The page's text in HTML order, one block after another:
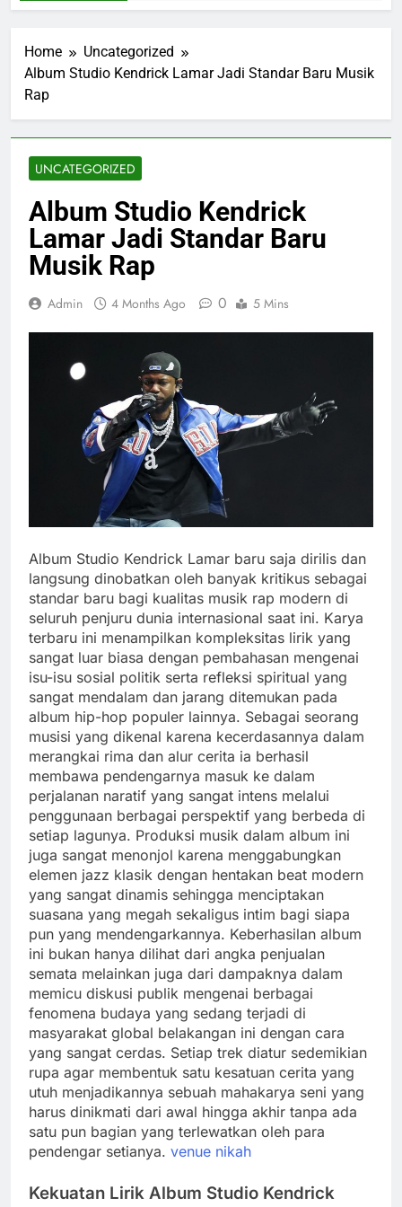
Home
Uncategorized
Album Studio Kendrick Lamar Jadi Standar Baru Musik
Rap
UNCATEGORIZED
Album Studio Kendrick
Lamar Jadi Standar Baru
Musik Rap
Admin 4 Months Ago 0 5 Mins
Album Studio Kendrick Lamar baru saja dirilis dan
langsung dinobatkan oleh banyak kritikus sebagai
standar baru bagi kualitas musik rap modern di
seluruh penjuru dunia internasional saat ini. Karya
terbaru ini menampilkan kompleksitas lirik yang
sangat luar biasa dengan pembahasan mengenai
isu-isu sosial politik serta refleksi spiritual yang
sangat mendalam dan jarang ditemukan pada
album hip-hop populer lainnya. Sebagai seorang
musisi yang dikenal karena kecerdasannya dalam
merangkai rima dan alur cerita ia berhasil
membawa pendengarnya masuk ke dalam
perjalanan naratif yang sangat intens melalui
penggunaan berbagai perspektif yang berbeda di
setiap lagunya. Produksi musik dalam album ini
juga sangat menonjol karena menggabungkan
elemen jazz klasik dengan hentakan beat modern
yang sangat dinamis sehingga menciptakan
suasana yang megah sekaligus intim bagi siapa
pun yang mendengarkannya. Keberhasilan album
ini bukan hanya dilihat dari angka penjualan
semata melainkan juga dari dampaknya dalam
memicu diskusi publik mengenai berbagai
fenomena budaya yang sedang terjadi di
masyarakat global belakangan ini dengan cara
yang sangat cerdas. Setiap trek diatur sedemikian
rupa agar membentuk satu kesatuan cerita yang
utuh menjadikannya sebuah mahakarya seni yang
harus dinikmati dari awal hingga akhir tanpa ada
satu pun bagian yang terlewatkan oleh para
pendengar setianya. venue nikah
Kekuatan Lirik Album Studio Kendrick